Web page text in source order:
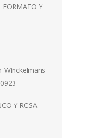
FORMATO Y
Y ROSA.